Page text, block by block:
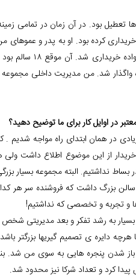
تعطیل بود. در آن زمان در تمامی
کرده بود. او به پدر و
پول احتیاج
شد. من مدیریت داخلی مجموعه
در اوایل کار برای ما توضیح دهید؟
در همان ابتدای راه مواجه شدیم .
از این موضوع اطلاع داشت
بساط نداشتیم. البته مجموعه بسیار
داریم که در این مورد هم کلاه سرمان رفته بود. آن مجموعه ۱۰
و تجربه و تخصصی که نداشتیم!
به رشد تفکر و بعد مدیریتی
دایره ی تصمیم گیریها بزرگتر
شدن پنجره هایی به سوی من شد.